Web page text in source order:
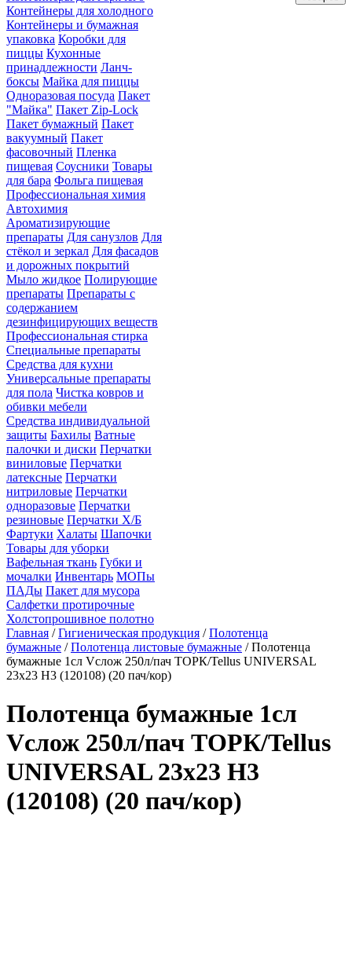
Контейнеры для холодного
Контейнеры и бумажная
упаковка Коробки для
пиццы Кухонные
принадлежности Ланч-
боксы Майка для пиццы
Одноразовая посуда Пакет
"Майка" Пакет Zip-Lock
Пакет бумажный Пакет
вакуумный Пакет
фасовочный Пленка
пищевая Соусники Товары
для бара Фольга пищевая
Профессиональная химия
Автохимия
Ароматизирующие
препараты Для санузлов Для
стёкол и зеркал Для фасадов
и дорожных покрытий
Мыло жидкое Полирующие
препараты Препараты с
содержанием
дезинфицирующих веществ
Профессиональная стирка
Специальные препараты
Средства для кухни
Универсальные препараты
для пола Чистка ковров и
обивки мебели
Средства индивидуальной
защиты Бахилы Ватные
палочки и диски Перчатки
виниловые Перчатки
латексные Перчатки
нитриловые Перчатки
одноразовые Перчатки
резиновые Перчатки Х/Б
Фартуки Халаты Шапочки
Товары для уборки
Вафельная ткань Губки и
мочалки Инвентарь МОПы
ПАДы Пакет для мусора
Салфетки протирочные
Холстопрошивное полотно
Главная /Гигиеническая продукция /Полотенца
бумажные /Полотенца листовые бумажные / Полотенца
бумажные 1сл Vслож 250л/пач ТОРК/Tellus UNIVERSAL
23х23 H3 (120108) (20 пач/кор)
Полотенца бумажные 1сл
Vслож 250л/пач ТОРК/Tellus
UNIVERSAL 23х23 H3
(120108) (20 пач/кор)